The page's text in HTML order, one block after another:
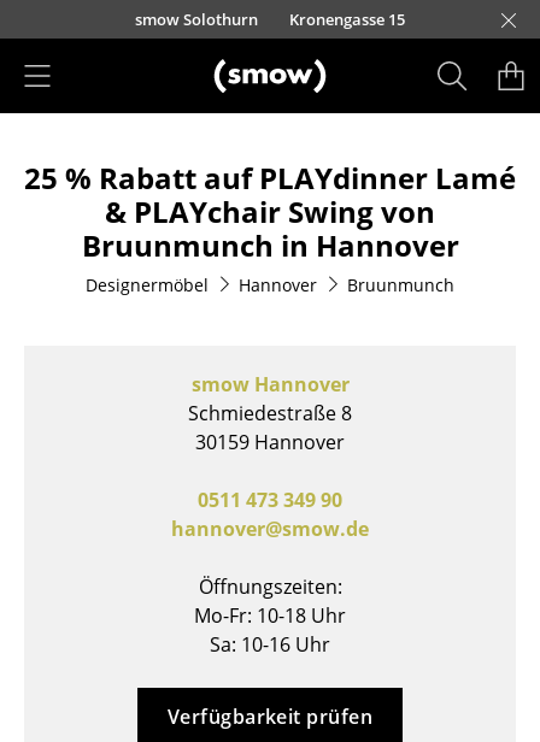
Direkt zum Inhaltsmow Solothurn Kronengasse 15
Sitzmöbel
Esszimmerstühle
Sofas
Gartenstühle
25 % Rabatt auf PLAYdinner Lamé
& PLAYchair Swing von
Bruunmunch in Hannover
Designermöbel Hannover Bruunmunch
smow Hannover
Schmiedestraße 8
30159 Hannover
0511 473 349 90
hannover@smow.de
Öffnungszeiten:
Mo-Fr: 10-18 Uhr
Sa: 10-16 Uhr
Verfügbarkeit prüfen